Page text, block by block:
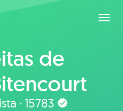
de
· 15783